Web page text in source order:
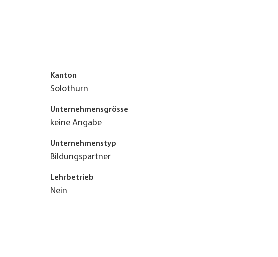
Kanton
Solothurn
Unternehmensgrösse
keine Angabe
Unternehmenstyp
Bildungspartner
Lehrbetrieb
Nein